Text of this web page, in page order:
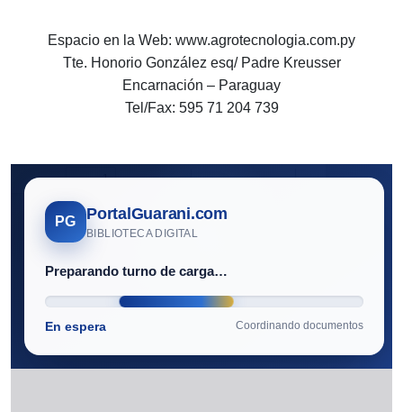
Espacio en la Web: www.agrotecnologia.com.py
Tte. Honorio González esq/ Padre Kreusser
Encarnación – Paraguay
Tel/Fax: 595 71 204 739